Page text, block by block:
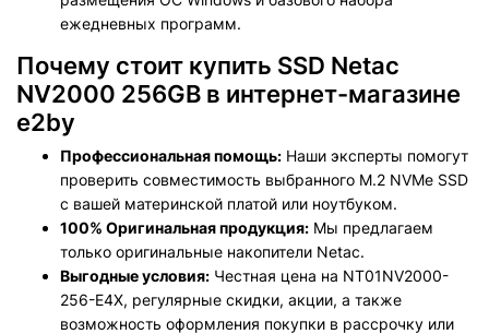
ежедневных программ.
Почему стоит купить SSD Netac
NV2000 256GB в интернет-магазине
e2by
Профессиональная помощь: Наши эксперты помогут
проверить совместимость выбранного M.2 NVMe SSD
с вашей материнской платой или ноутбуком.
100% Оригинальная продукция: Мы предлагаем
только оригинальные накопители Netac.
Выгодные условия: Честная цена на NT01NV2000-
256-E4X, регулярные скидки, акции, а также
возможность оформления покупки в рассрочку или